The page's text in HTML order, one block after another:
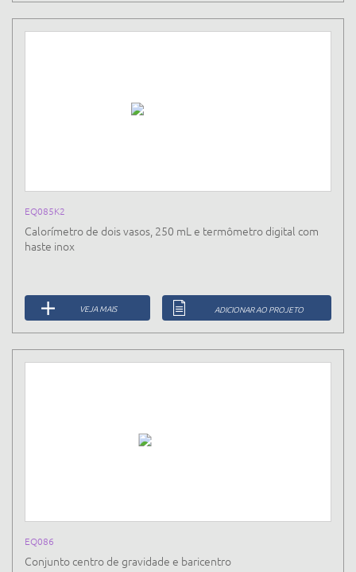
EQ085K2
Calorímetro de dois vasos, 250 mL e termômetro digital com
haste inox
VEJA MAIS ADICIONAR AO PROJETO
EQ086
Conjunto centro de gravidade e baricentro